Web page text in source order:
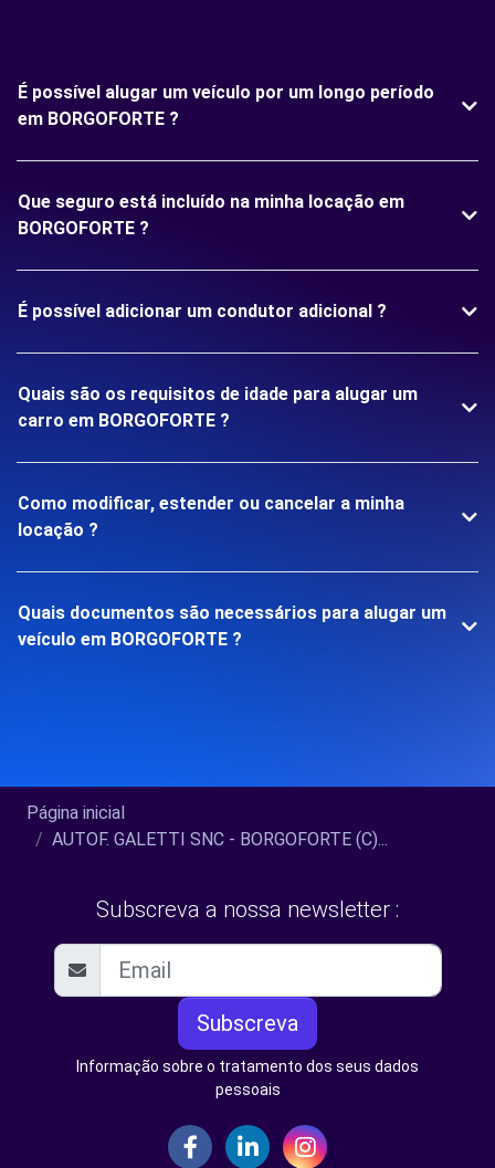
É possível alugar um veículo por um longo período
em BORGOFORTE ?
Que seguro está incluído na minha locação em
BORGOFORTE ?
É possível adicionar um condutor adicional ?
Quais são os requisitos de idade para alugar um
carro em BORGOFORTE ?
Como modificar, estender ou cancelar a minha
locação ?
Quais documentos são necessários para alugar um
veículo em BORGOFORTE ?
Página inicial
AUTOF. GALETTI SNC - BORGOFORTE (C)...
Subscreva a nossa newsletter :
Subscreva
Informação sobre o tratamento dos seus dados
pessoais